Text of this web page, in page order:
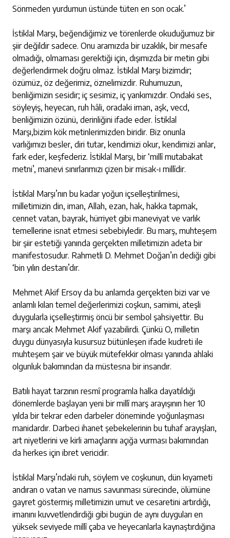
Sönmeden yurdumun üstünde tüten en son ocak.’
İstiklal Marşı, beğendiğimiz ve törenlerde okuduğumuz bir
şiir değildir sadece. Onu aramızda bir uzaklık, bir mesafe
olmadığı, olmaması gerektiği için, dışımızda bir metin gibi
değerlendirmek doğru olmaz. İstiklal Marşı bizimdir;
özümüz, öz değerimiz, öznelimizdir. Ruhumuzun,
benliğimizin sesidir; iç sesimiz, iç yankımızdır. Ondaki ses,
söyleyiş, heyecan, ruh hâli, oradaki iman, aşk, vecd,
benliğimizin özünü, derinliğini ifade eder. İstiklal
Marşı,bizim kök metinlerimizden biridir. Biz onunla
varlığımızı besler, diri tutar, kendimizi okur, kendimizi anlar,
fark eder, keşfederiz. İstiklal Marşı, bir ‘millî mutabakat
metni’, manevi sınırlarımızı çizen bir misak-ı millîdir.
İstiklal Marşı’nın bu kadar yoğun içselleştirilmesi,
milletimizin din, iman, Allah, ezan, hak, hakka tapmak,
cennet vatan, bayrak, hürriyet gibi maneviyat ve varlık
temellerine isnat etmesi sebebiyledir. Bu marş, muhteşem
bir şiir estetiği yanında gerçekten milletimizin adeta bir
manifestosudur. Rahmetli D. Mehmet Doğan’ın dediği gibi
‘bin yılın destanı’dır.
Mehmet Akif Ersoy da bu anlamda gerçekten bizi var ve
anlamlı kılan temel değerlerimizi coşkun, samimi, ateşli
duygularla içselleştirmiş öncü bir sembol şahsiyettir. Bu
marşı ancak Mehmet Akif yazabilirdi. Çünkü O, milletin
duygu dünyasıyla kusursuz bütünleşen ifade kudreti ile
muhteşem şair ve büyük mütefekkir olması yanında ahlaki
olgunluk bakımından da müstesna bir insandır.
Batılı hayat tarzının resmî programla halka dayatıldığı
dönemlerde başlayan yeni bir millî marş arayışının her 10
yılda bir tekrar eden darbeler döneminde yoğunlaşması
manidardır. Darbeci ihanet şebekelerinin bu tuhaf arayışları,
art niyetlerini ve kirli amaçlarını açığa vurması bakımından
da herkes için ibret vericidir.
İstiklal Marşı’ndaki ruh, söylem ve coşkunun, dün kıyameti
andıran o vatan ve namus savunması sürecinde, ölümüne
gayret göstermiş milletimizin umut ve cesaretini artırdığı,
imanını kuvvetlendirdiği gibi bugün de aynı duyguları en
yüksek seviyede millî çaba ve heyecanlarla kaynaştırdığına